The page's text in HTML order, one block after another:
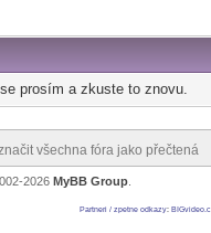
prosím a zkuste to znovu.
všechna fóra jako přečtená
2026 MyBB Group
Partneri / zpetne odkazy: